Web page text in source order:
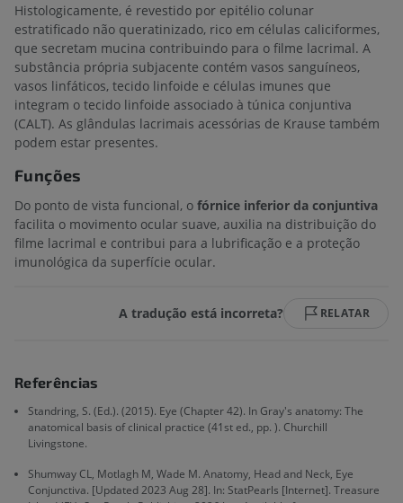
Histologicamente, é revestido por epitélio colunar
estratificado não queratinizado, rico em células caliciformes,
que secretam mucina contribuindo para o filme lacrimal. A
substância própria subjacente contém vasos sanguíneos,
vasos linfáticos, tecido linfoide e células imunes que
integram o tecido linfoide associado à túnica conjuntiva
(CALT). As glândulas lacrimais acessórias de Krause também
podem estar presentes.
Funções
Do ponto de vista funcional, o fórnice inferior da conjuntiva
facilita o movimento ocular suave, auxilia na distribuição do
filme lacrimal e contribui para a lubrificação e a proteção
imunológica da superfície ocular.
A tradução está incorreta? RELATAR
Referências
Standring, S. (Ed.). (2015). Eye (Chapter 42). In Gray's anatomy: The
anatomical basis of clinical practice (41st ed., pp. ). Churchill
Livingstone.
Shumway CL, Motlagh M, Wade M. Anatomy, Head and Neck, Eye
Conjunctiva. [Updated 2023 Aug 28]. In: StatPearls [Internet]. Treasure